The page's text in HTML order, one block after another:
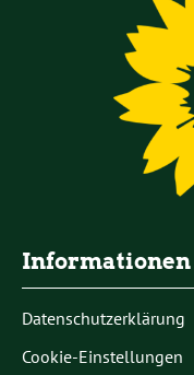
Informationen
Datenschutzerklärung
Cookie-Einstellungen